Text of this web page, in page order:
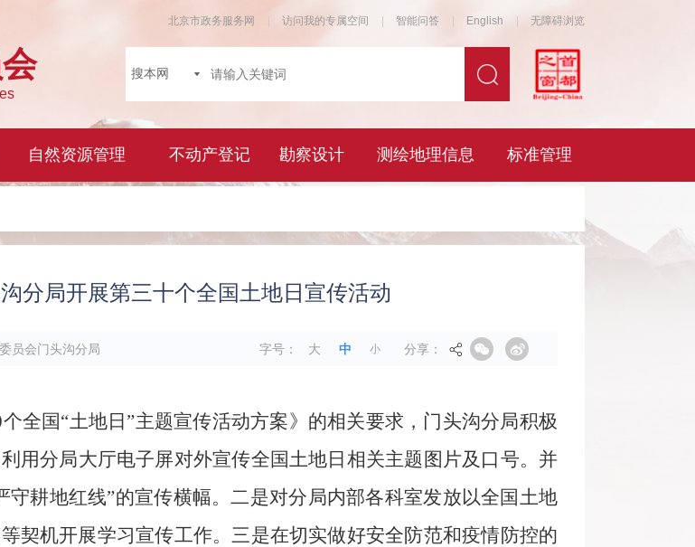
分局开展第三十个全国土地日宣传活动
员会门头沟分局 字号： 大 中 小 分享：
个全国“土地日”主题宣传活动方案》的相关要求，门头沟分局积极
利用分局大厅电子屏对外宣传全国土地日相关主题图片及口号。并
守耕地红线”的宣传横幅。二是对分局内部各科室发放以全国土地
契机开展学习宣传工作。三是在切实做好安全防范和疫情防控的